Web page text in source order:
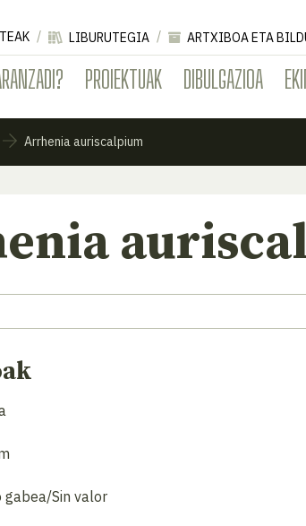
PROIEKTUAK DIBULGAZIOA
LIBURUTEGIA ARTXIBOA ETA
Arrhenia auriscalpium
gabea/Sin valor